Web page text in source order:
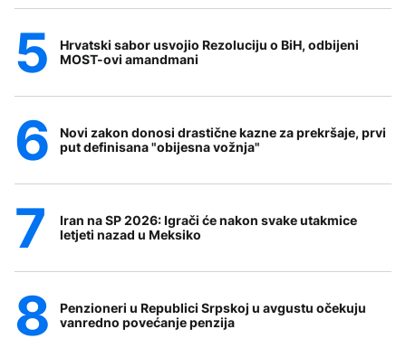
Hrvatski sabor usvojio Rezoluciju o BiH, odbijeni
MOST-ovi amandmani
Novi zakon donosi drastične kazne za prekršaje, prvi
put definisana "obijesna vožnja"
Iran na SP 2026: Igrači će nakon svake utakmice
letjeti nazad u Meksiko
Penzioneri u Republici Srpskoj u avgustu očekuju
vanredno povećanje penzija